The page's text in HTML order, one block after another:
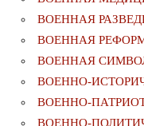
ВОЕННАЯ
ВОЕННАЯ
ВОЕННАЯ
ВОЕННО-
ВОЕННО-
ВОЕННО-